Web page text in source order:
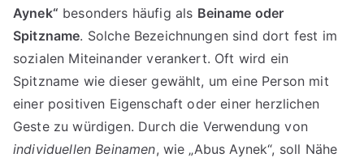
Aynek“ besonders häufig als Beiname oder
Spitzname. Solche Bezeichnungen sind dort fest im
sozialen Miteinander verankert. Oft wird ein
Spitzname wie dieser gewählt, um eine Person mit
einer positiven Eigenschaft oder einer herzlichen
Geste zu würdigen. Durch die Verwendung von
individuellen Beinamen, wie „Abus Aynek“, soll Nähe